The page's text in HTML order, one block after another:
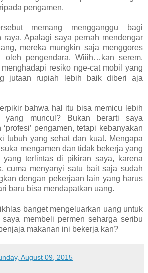
pengamen.
memang mengganggu bagi
raya. Apalagi saya pernah mendengar
mereka mungkin saja menggores
oleh pengendara. Wiiih…kan serem.
resiko nge-cat mobil yang
jutaan rupiah lebih baik diberi aja
bahwa hal itu bisa memicu lebih
yang muncul? Bukan berarti saya
pengamen, tetapi kebanyakan
tubuh yang sehat dan kuat. Mengapa
mengamen dan tidak bekerja yang
yang terlintas di pikiran saya, karena
cuma menyanyi satu bait saja sudah
dengan pekerjaan lain yang harus
baru bisa mendapatkan uang.
banget mengeluarkan uang untuk
membeli permen seharga seribu
makanan ini bekerja kan?
August 09, 2015